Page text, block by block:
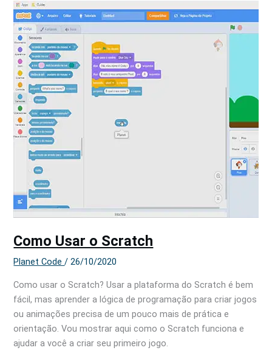
Como Usar o Scratch
Planet Code/26/10/2020
Como usar o Scratch? Usar a plataforma do Scratch é bem
fácil, mas aprender a lógica de programação para criar jogos
ou animações precisa de um pouco mais de prática e
orientação. Vou mostrar aqui como o Scratch funciona e
ajudar a você a criar seu primeiro jogo.